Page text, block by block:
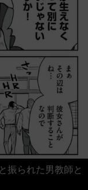
振られた男教師と